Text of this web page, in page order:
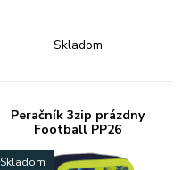
Skladom
Peračník 3zip prázdny
Football PP26
Skladom